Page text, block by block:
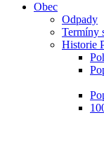
Obec
Odpady
Termíny
Historie